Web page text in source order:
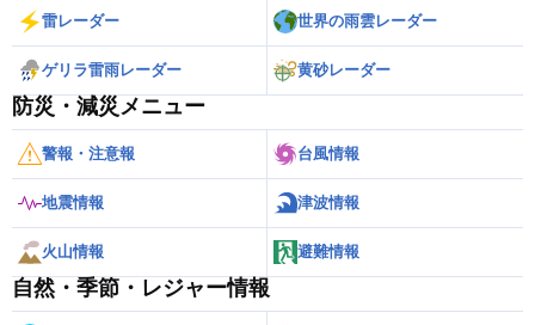
雷レーダー 世界の雨雲レーダー
ゲリラ雷雨レーダー 黄砂レーダー
防災・減災メニュー
警報・注意報 台風情報
地震情報 津波情報
火山情報 避難情報
自然・季節・レジャー情報